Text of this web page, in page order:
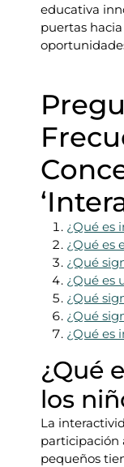
educativa
puertas
¿Qué es
¿Qué es
¿Qué
¿Qué es
¿Qué
¿Qué
¿Qué es
¿Qué
los
La
participación
pequeños